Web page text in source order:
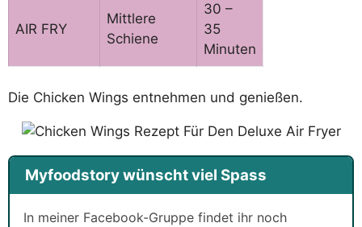
AIR FRY
Mittlere
Schiene
30 –
35
Minuten
Die Chicken Wings entnehmen und genießen.
Myfoodstory wünscht viel Spass
In meiner Facebook-Gruppe findet ihr noch